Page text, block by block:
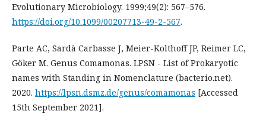
Evolutionary Microbiology. 1999;49(2): 567–576.
https://doi.org/10.1099/00207713-49-2-567.
Parte AC, Sardà Carbasse J, Meier-Kolthoff JP, Reimer LC,
Göker M. Genus Comamonas. LPSN - List of Prokaryotic
names with Standing in Nomenclature (bacterio.net).
2020. https://lpsn.dsmz.de/genus/comamonas [Accessed
15th September 2021].